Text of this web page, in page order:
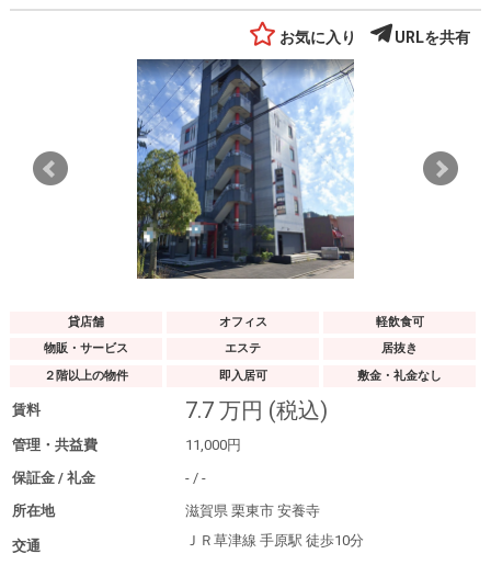
お気に入り URLを共有
貸店舗 オフィス
軽飲食可
物販・サービス
エステ
居抜き
２階以上の物件
即入居可 敷金・礼金なし
賃料 7.7 万円 (税込)
管理・共益費 11,000円
保証金 / 礼金
-/ -
所在地
滋賀県 栗東市 安養寺
交通 ＪＲ草津線 手原駅 徒歩10分